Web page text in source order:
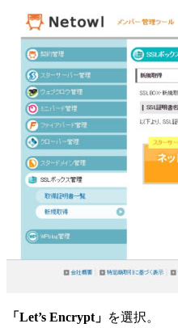
「Let’s Encrypt」 を選択。